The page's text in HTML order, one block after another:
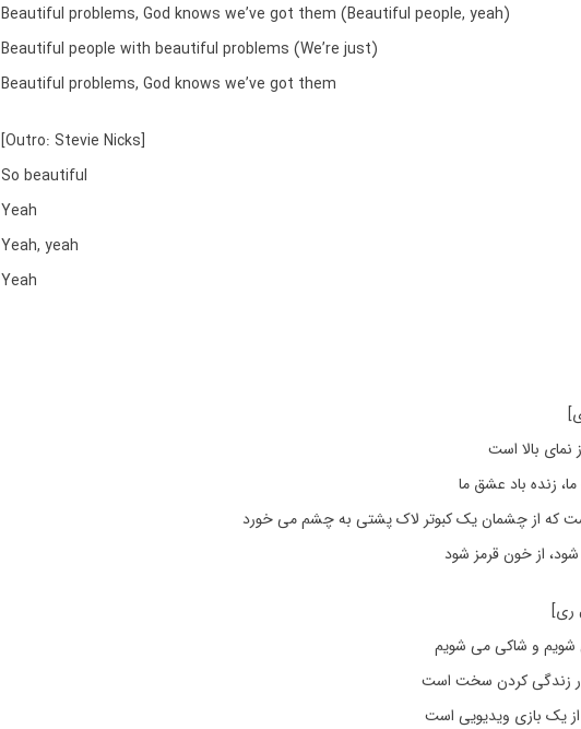
Beautiful problems, God knows we’ve got them (Beautiful people, yeah)
Beautiful people with beautiful problems (We’re just)
Beautiful problems, God knows we’ve got them
[Outro: Stevie Nicks]
So beautiful
Yeah
Yeah, yeah
Yeah
نمای بالا است
زنده باد عشق ما
که از چشمان یک کبوتر لاک پشتی به چشم می خورد
شود، از خون قرمز شود
ری]
و شاکی می شویم
زندگی کردن سخت است
یک بازی ویدیویی است